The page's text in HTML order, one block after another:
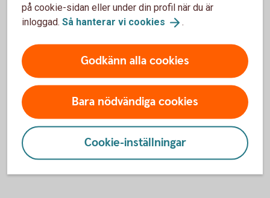
För att se detta innehåll behöver du först
godkänna cookies för Funktioner, prestanda
på cookie-sidan eller under din profil när du är
inloggad. Så hanterar vi cookies .
Godkänn alla cookies
Bara nödvändiga cookies
Cookie-inställningar